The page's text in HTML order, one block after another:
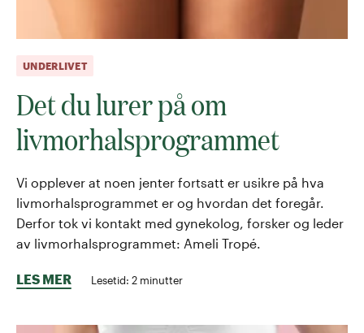
UNDERLIVET
Det du lurer på om
livmorhalsprogrammet
Vi opplever at noen jenter fortsatt er usikre på hva
livmorhalsprogrammet er og hvordan det foregår.
Derfor tok vi kontakt med gynekolog, forsker og leder
av livmorhalsprogrammet: Ameli Tropé.
LES MER Lesetid: 2 minutter